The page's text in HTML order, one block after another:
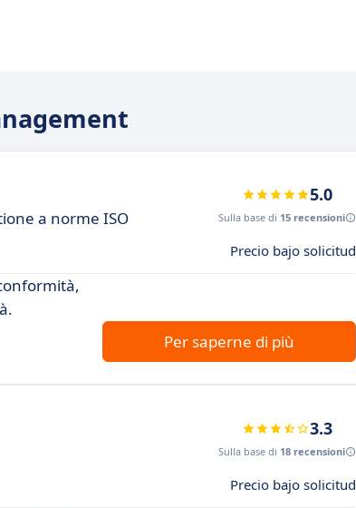
a norme ISO
5.0
Sulla base di 15 recensioni
Precio bajo solicitud
Per saperne di più
3.3
Sulla base di 18 recensioni
Precio bajo solicitud